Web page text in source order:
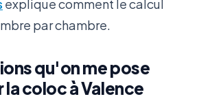
explique comment le calcul
par chambre.
qu'on me pose
la coloc à Valence